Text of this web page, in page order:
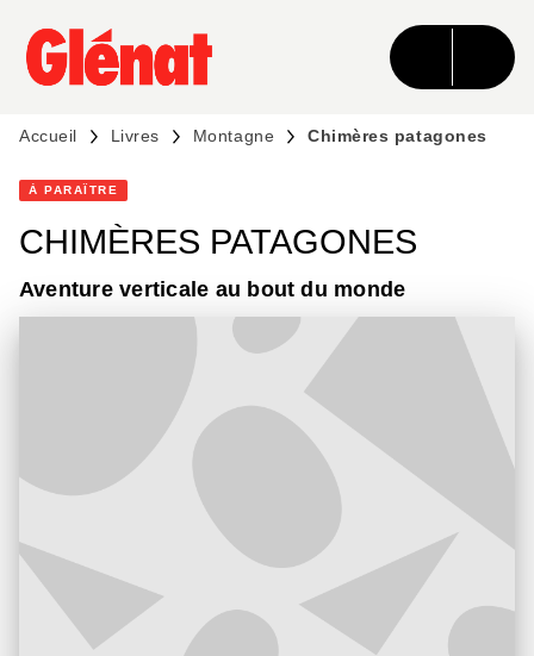
MENU RECHERCHE CONTENU
PIED DE PAGE
Accueil Livres Montagne Chimères patagones
À PARAÎTRE
CHIMÈRES PATAGONES
Aventure verticale au bout du monde